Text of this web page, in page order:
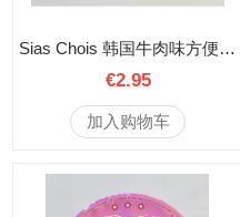
Sias Chois 韩国牛肉味方便面 107克
€2.95
加入购物车